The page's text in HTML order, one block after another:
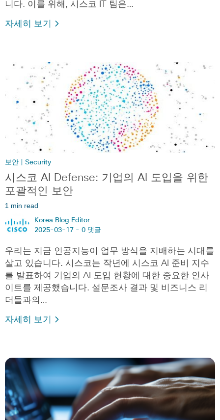
니다. 이를 위해, 시스코 IT 팀은…
자세히 보기
보안 | Security
시스코 AI Defense: 기업의 AI 도입을 위한
포괄적인 보안
1 min read
Korea Blog Editor
2025-03-17 - 0 댓글
우리는 지금 인공지능이 업무 방식을 지배하는 시대를
살고 있습니다. 시스코는 작년에 시스코 AI 준비 지수
를 발표하여 기업의 AI 도입 현황에 대한 중요한 인사
이트를 제공했습니다. 설문조사 결과 및 비즈니스 리
더들과의…
자세히 보기